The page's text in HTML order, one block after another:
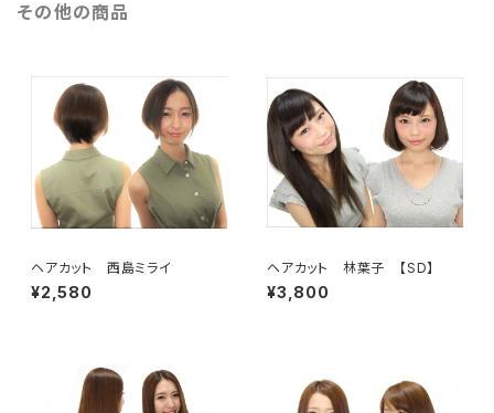
その他の商品
ヘアカット 西島ミライ
¥2,580
ヘアカット 林葉子 【SD】
¥3,800